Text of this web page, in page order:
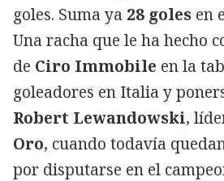
goles. Suma ya 28 goles en
Una racha que le ha hecho
de Ciro Immobile en la
goleadores en Italia y
Robert Lewandowski,
Oro, cuando todavía
por disputarse en el